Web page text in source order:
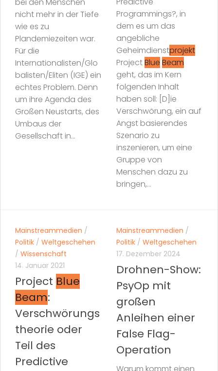
nicht mehr in der Tiefe
wie es zu
Plandemiezeiten war.
Für die
Internationalisten/Glo
balisten/Eliten (IGE) ein
echtes Problem. Denn
um ihre Agenda des
Großen Neustarts, des
Umbaus der
Gesellschaft in...
Programmings?, in
dem es um das
angebliche
Geheimdienstprojekt
ProjectBlue Beam
geht, das im Kern
folgenden Inhalt
haben soll: [D]ie
Verschwörung, ein auf
Angst basierendes
Szenario zu
inszenieren, um eine
Gruppe von
Menschen dazu zu
bringen,...
Mainstreammedien /
Politik / Weltgeschehen
/ Wissenschaft
14. Januar 2021
Project Blue
Beam:
Verschwörungs
theorie oder
Teil des
Predictive
Mainstreammedien /
Politik / Weltgeschehen
17. Dezember 2024
Drohnen-Show:
PsyOp mit
großen
Anleihen einer
False Flag-
Operation